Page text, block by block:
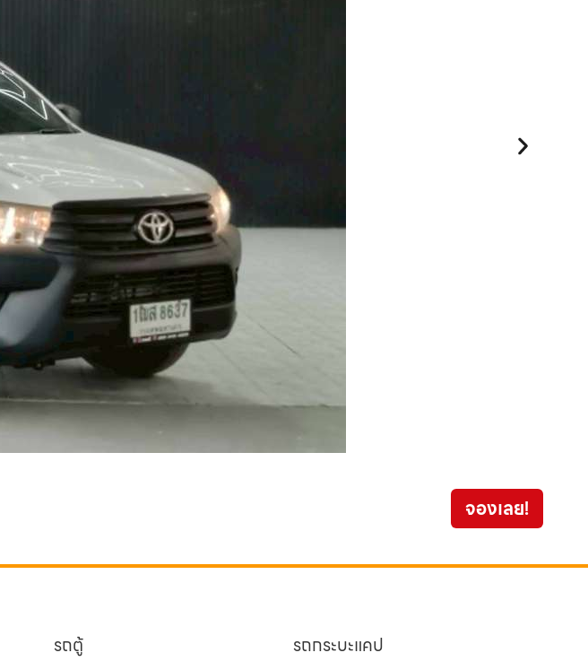
จองเลย!
รถตู้
รถกระบะแคป